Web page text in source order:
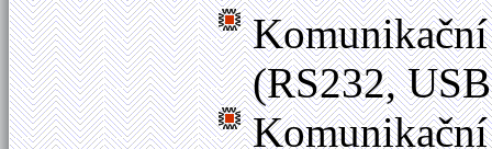
(RS232,